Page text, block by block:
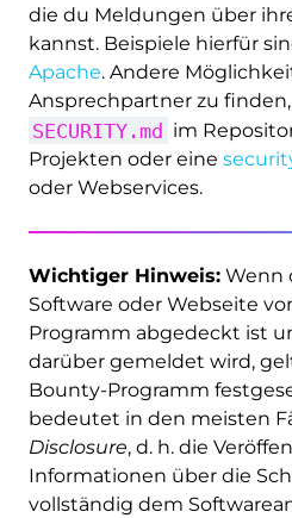
die du Meldungen über
kannst. Beispiele hierfür
Apache. Andere
Ansprechpartner zu
SECURITY.md im
Projekten oder eine
oder Webservices.
Wichtiger Hinweis: Wenn
Software oder Webseite
Programm abgedeckt ist
darüber gemeldet wird,
Bounty-Programm
bedeutet in den meisten
Disclosure, d. h. die
Informationen über die
vollständig dem